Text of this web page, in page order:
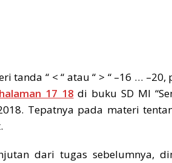
“ < “ atau “ > “ –16 … –20,
17 18 di buku SD MI
Tepatnya pada materi
dari tugas sebelumnya,